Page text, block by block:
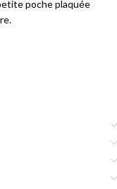
poche plaquée